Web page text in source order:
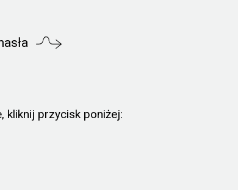
kliknij przycisk poniżej: